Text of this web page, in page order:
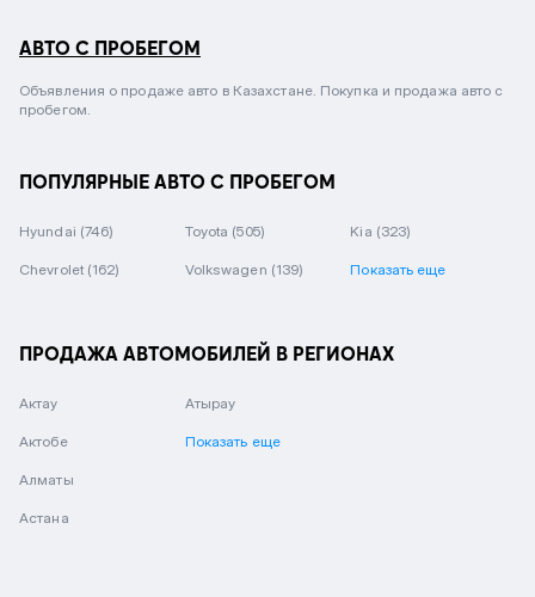
АВТО С ПРОБЕГОМ
Объявления о продаже авто в Казахстане. Покупка и продажа авто с
пробегом.
ПОПУЛЯРНЫЕ АВТО С ПРОБЕГОМ
Hyundai (746) Toyota (505) Kia (323)
Chevrolet (162) Volkswagen (139) Показать еще
ПРОДАЖА АВТОМОБИЛЕЙ В РЕГИОНАХ
Актау
Актобе
Алматы
Астана
Атырау
Показать еще